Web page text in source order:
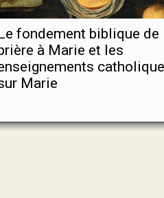
fondement biblique de
à Marie et les
Marie